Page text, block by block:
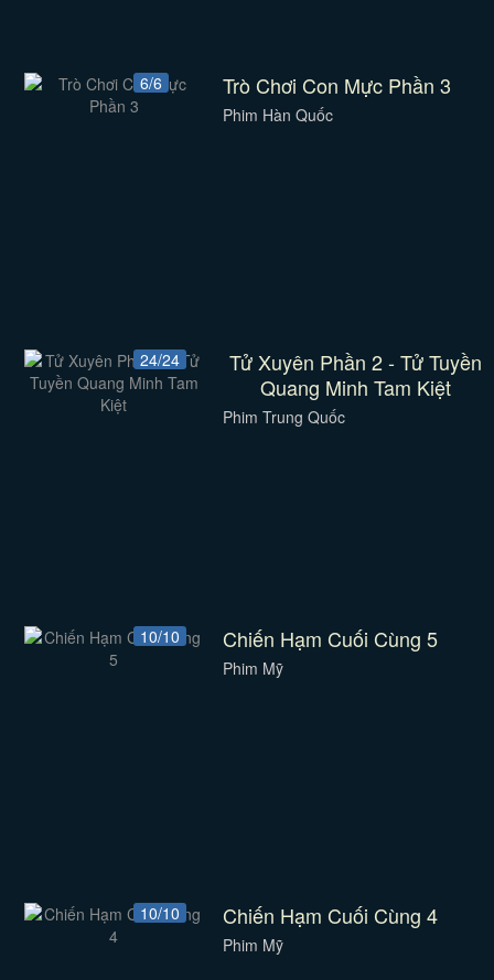
6/6 Trò Chơi Con Mực Phần 3
Phim Hàn Quốc
24/24
Tử Xuyên Phần 2 - Tử Tuyền
Quang Minh Tam Kiệt
Phim Trung Quốc
10/10 Chiến Hạm Cuối Cùng 5
Phim Mỹ
10/10 Chiến Hạm Cuối Cùng 4
Phim Mỹ